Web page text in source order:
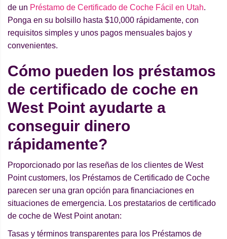
de un Préstamo de Certificado de Coche Fácil en Utah.
Ponga en su bolsillo hasta $10,000 rápidamente, con
requisitos simples y unos pagos mensuales bajos y
convenientes.
Cómo pueden los préstamos
de certificado de coche en
West Point ayudarte a
conseguir dinero
rápidamente?
Proporcionado por las reseñas de los clientes de West
Point customers, los Préstamos de Certificado de Coche
parecen ser una gran opción para financiaciones en
situaciones de emergencia. Los prestatarios de certificado
de coche de West Point anotan:
Tasas y términos transparentes para los Préstamos de